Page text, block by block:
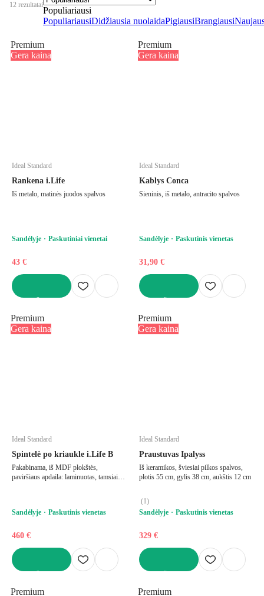
12 rezultatai
Populiariausi
PopuliariausiDidžiausia nuolaidaPigiausiBrangiausi
Premium
Gera kaina
Ideal Standard
Rankena i.Life
Iš metalo, matinės juodos spalvos
Sandėlyje Paskutiniai vienetai
43 €
Premium
Gera kaina
Ideal Standard
Kablys Conca
Sieninis, iš metalo, antracito spalvos
Sandėlyje Paskutinis vienetas
31,90 €
Premium
Gera kaina
Ideal Standard
Spintelė po kriaukle i.Life B
Pakabinama, iš MDF plokštės,
paviršiaus apdaila: laminuotas, tamsiai
Sandėlyje
Paskutinis vienetas
460 €
Premium
Gera kaina
Ideal Standard
Praustuvas Ipalyss
Iš keramikos, šviesiai pilkos spalvos,
plotis 55 cm, gylis 38 cm, aukštis 12 cm
(1)
Sandėlyje
Paskutinis vienetas
329 €
Premium Premium